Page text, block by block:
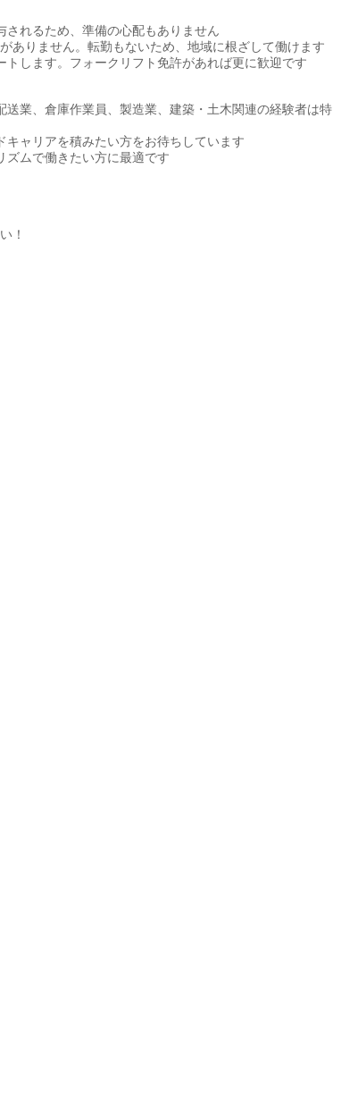
されるため、準備の心配もありません
ありません。転勤もないため、地域に根ざして働けます
します。フォークリフト免許があれば更に歓迎です
業、倉庫作業員、製造業、建築・土木関連の経験者は特
ャリアを積みたい方をお待ちしています
ズムで働きたい方に最適です
！